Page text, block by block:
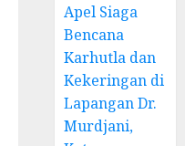
Apel Siaga
Bencana
Karhutla dan
Kekeringan di
Lapangan Dr.
Murdjani,